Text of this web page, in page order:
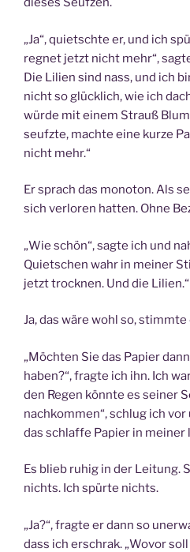
„Ja“, quietschte er, und ich
regnet jetzt nicht mehr“,
Die Lilien sind nass, und ich
nicht so glücklich, wie ich
würde mit einem Strauß
seufzte, machte eine kurze
nicht mehr.“
Er sprach das monoton. Als
sich verloren hatten. Ohne
„Wie schön“, sagte ich und
Quietschen wahr in meiner
jetzt trocknen. Und die Lilien.“
Ja, das wäre wohl so, stimmte
„Möchten Sie das Papier
haben?“, fragte ich ihn. Ich
den Regen könnte es seiner
nachkommen“, schlug ich
das schlaffe Papier in meiner
Es blieb ruhig in der Leitung.
nichts. Ich spürte nichts.
„Ja?“, fragte er dann so
dass ich erschrak. „Wovor